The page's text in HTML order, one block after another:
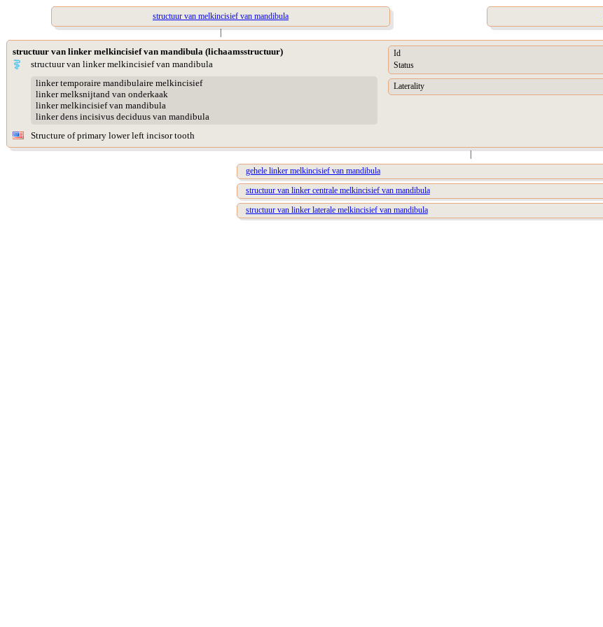
structuur van melkincisief van mandibula
|
structuur van linker melkincisief van mandibula (lichaamsstructuur)
structuur van linker melkincisief van mandibula
linker temporaire mandibulaire melkincisief
linker melksnijtand van onderkaak
linker melkincisief van mandibula
linker dens incisivus deciduus van mandibula
Structure of primary lower left incisor tooth
Id
Status
Laterality
|
gehele linker melkincisief van mandibula
structuur van linker centrale melkincisief van mandibula
structuur van linker laterale melkincisief van mandibula